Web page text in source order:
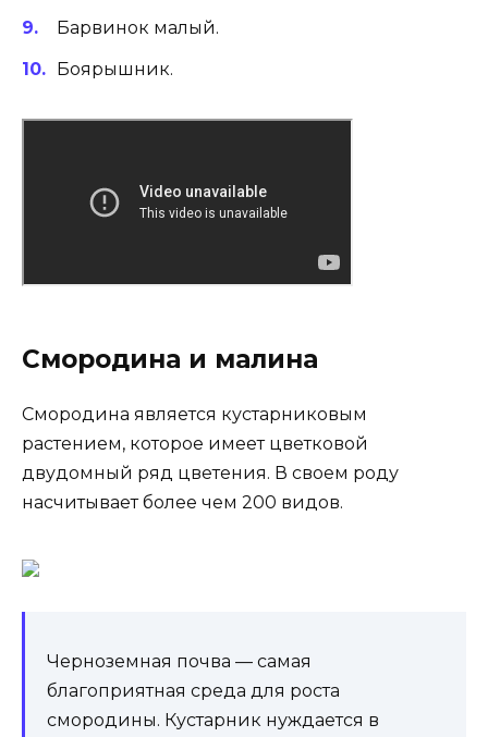
Барвинок малый.
Боярышник.
Смородина и малина
Смородина является кустарниковым
растением, которое имеет цветковой
двудомный ряд цветения. В своем роду
насчитывает более чем 200 видов.
Черноземная почва — самая
благоприятная среда для роста
смородины. Кустарник нуждается в